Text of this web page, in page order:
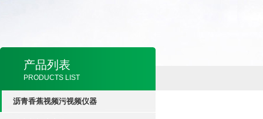
产品列表
PRODUCTS LIST
沥青香蕉视频污视频仪器